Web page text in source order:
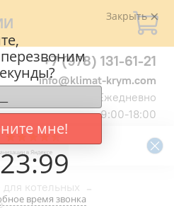
+7 (978) 131-61-21
info@klimat-krym.com
Ежедневно
9:00-18:00
котельных
Закрыть
мне!
23:99
время звонка